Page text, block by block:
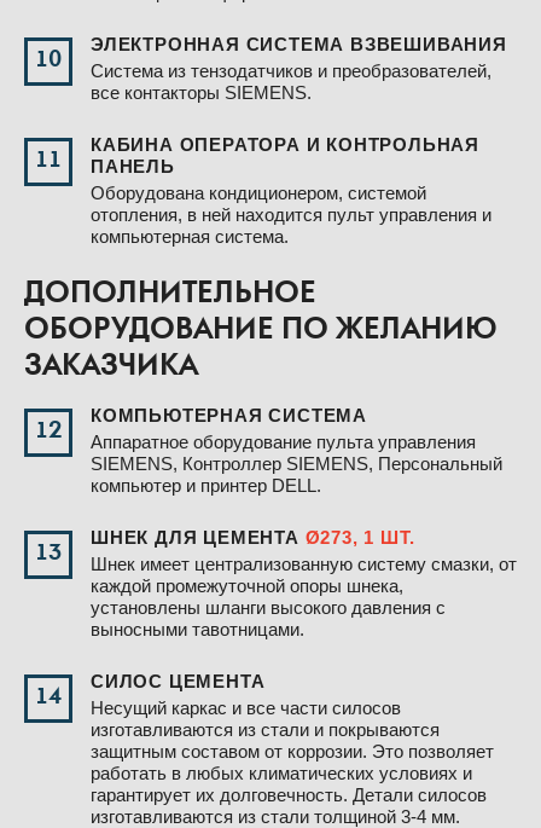
10
ЭЛЕКТРОННАЯ СИСТЕМА ВЗВЕШИВАНИЯ
Система из тензодатчиков и преобразователей,
все контакторы SIEMENS.
11
КАБИНА ОПЕРАТОРА И КОНТРОЛЬНАЯ
ПАНЕЛЬ
Оборудована кондиционером, системой
отопления, в ней находится пульт управления и
компьютерная система.
ДОПОЛНИТЕЛЬНОЕ
ОБОРУДОВАНИЕ ПО ЖЕЛАНИЮ
ЗАКАЗЧИКА
12
КОМПЬЮТЕРНАЯ СИСТЕМА
Аппаратное оборудование пульта управления
SIEMENS, Контроллер SIEMENS, Персональный
компьютер и принтер DELL.
13
ШНЕК ДЛЯ ЦЕМЕНТА Ø273, 1 ШТ.
Шнек имеет централизованную систему смазки, от
каждой промежуточной опоры шнека,
установлены шланги высокого давления с
выносными тавотницами.
14
СИЛОС ЦЕМЕНТА
Несущий каркас и все части силосов
изготавливаются из стали и покрываются
защитным составом от коррозии. Это позволяет
работать в любых климатических условиях и
гарантирует их долговечность. Детали силосов
изготавливаются из стали толщиной 3-4 мм.